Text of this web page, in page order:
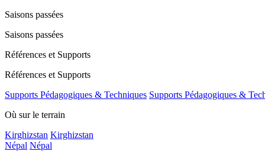
Saisons passées
Saisons passées
Références et Supports
Références et Supports
Supports Pédagogiques & Techniques Supports Pédagogiques &
Où sur le terrain
Kirghizstan Kirghizstan
Népal Népal